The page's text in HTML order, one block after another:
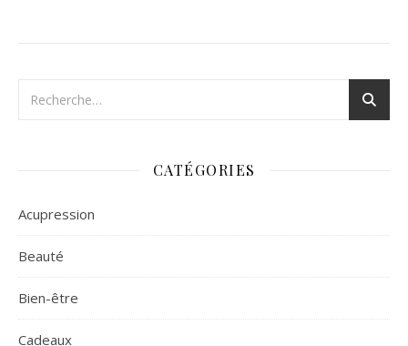
CATÉGORIES
Acupression
Beauté
Bien-être
Cadeaux